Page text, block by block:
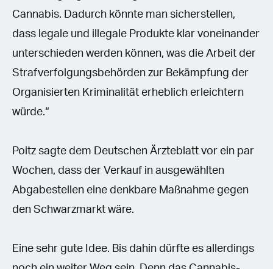
Cannabis. Dadurch könnte man sicherstellen,
dass legale und illegale Produkte klar voneinander
unterschieden werden können, was die Arbeit der
Strafverfolgungsbehörden zur Bekämpfung der
Organisierten Kriminalität erheblich erleichtern
würde.“
Poitz sagte dem Deutschen Ärzteblatt vor ein par
Wochen, dass der Verkauf in ausgewählten
Abgabestellen eine denkbare Maßnahme gegen
den Schwarzmarkt wäre.
Eine sehr gute Idee. Bis dahin dürfte es allerdings